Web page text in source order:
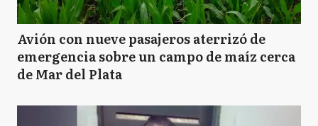
Avión con nueve pasajeros aterrizó de
emergencia sobre un campo de maíz cerca
de Mar del Plata